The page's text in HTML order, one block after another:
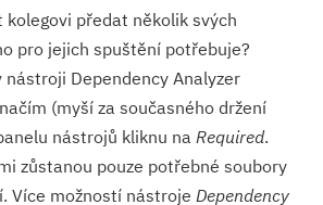
kolegovi předat několik svých
pro jejich spuštění potřebuje?
Dependency Analyzer
(myší za současného držení
nástrojů kliknu na Required.
zůstanou pouze potřebné soubory
Více možností nástroje Dependency